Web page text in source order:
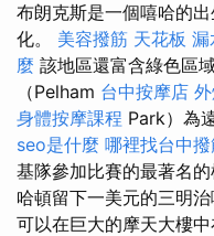
布朗克斯是一個嘻哈的
化。 美容撥筋 天花板 漏
麼 該地區還富含綠色區
（Pelham 台中按摩店
身體按摩課程 Park）為
seo是什麼 哪裡找台中
基隊參加比賽的最著名
哈頓留下一美元的三明
可以在巨大的摩天大樓